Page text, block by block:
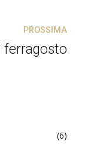
PROSSIMA
ferragosto
(6)